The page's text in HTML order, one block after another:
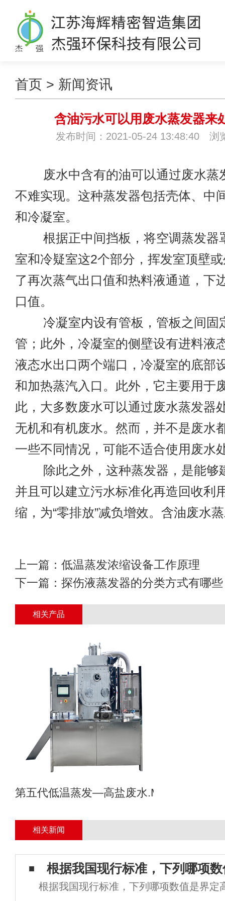
首页 > 新闻资讯
含油污水可以用废水蒸发器来
发布时间：2021-05-24 13:48:40 浏
废水中含有的油可以通过废水蒸
不难实现。这种蒸发器包括壳体、中
和冷凝室。
根据正中间挡板，将空调蒸发器
室和冷疑室这2个部分，挥发室顶壁
了再次蒸气出口值和热料液通道，下
口值。
冷凝室内设有管板，管板之间固
管；此外，冷凝室的侧壁设有进料液
液态水出口两个端口，冷凝室的底部
和加热蒸汽入口。此外，它主要用于
此，大多数废水可以通过废水蒸发器
无机和有机废水。然而，并不是废水
一些不同情况，可能不适合使用废水
除此之外，这种蒸发器，是能够
并且可以建立污水标准化再造回收利
缩，为“零排放”减负增效。 含油废水
上一篇： 低温蒸发浓缩设备工作原理
下一篇： 探伤液蒸发器的分类方式有哪
相关产品
第五代低温蒸发—高盐废水.MVR母液专业
相关新闻
根据我国现行标准，下列哪项
根据我国现行标准，下列哪项数值是界定